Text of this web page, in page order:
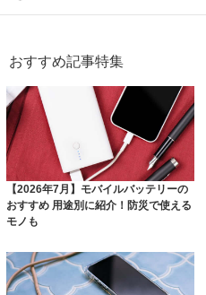
おすすめ記事特集
【2026年7月】モバイルバッテリーの
おすすめ 用途別に紹介！防災で使える
モノも